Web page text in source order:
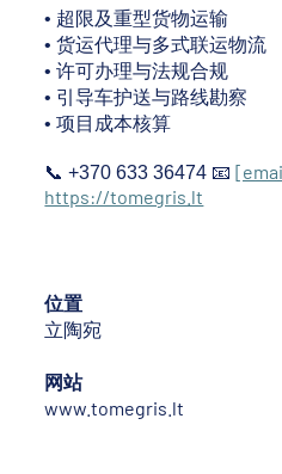
• 超限及重型货物运输
• 货运代理与多式联运物流
• 许可办理与法规合规
• 引导车护送与路线勘察
• 项目成本核算
📞 +370 633 36474 📧
https://tomegris.lt
位置
立陶宛
网站
www.tomegris.lt